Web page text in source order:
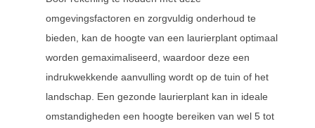
omgevingsfactoren en zorgvuldig onderhoud te
bieden, kan de hoogte van een laurierplant optimaal
worden gemaximaliseerd, waardoor deze een
indrukwekkende aanvulling wordt op de tuin of het
landschap. Een gezonde laurierplant kan in ideale
omstandigheden een hoogte bereiken van wel 5 tot